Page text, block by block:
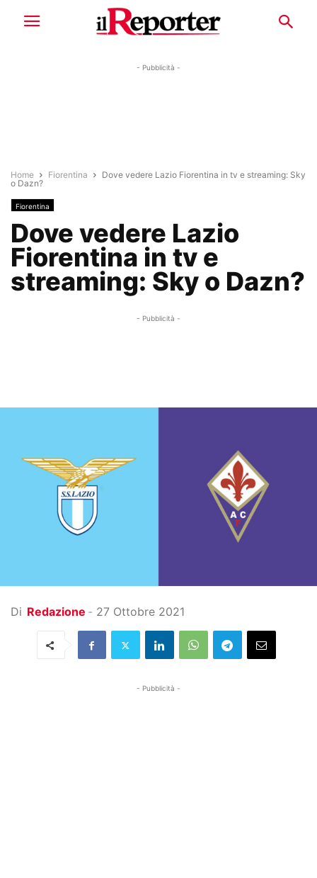
- Pubblicità -
Home Fiorentina
Dove vedere Lazio Fiorentina in tv e streaming: Sky
o Dazn?
Fiorentina
Dove vedere Lazio
Fiorentina in tv e
streaming: Sky o Dazn?
- Pubblicità -
Di Redazione - 27 Ottobre 2021
- Pubblicità -